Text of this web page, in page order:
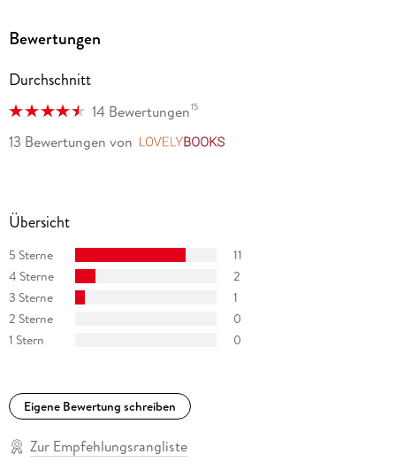
schöner Grund, immer wieder auf Recherchereise zu gehen.
Für euch da auf Instagram und Facebook.
Facebook: GudrunGraegel
Bewertungen
Durchschnitt
14 Bewertungen15
13 Bewertungen von
Übersicht
5 Sterne
11
4 Sterne
2
3 Sterne
1
2 Sterne
0
1 Stern
0
Eigene Bewertung schreiben
Zur Empfehlungsrangliste